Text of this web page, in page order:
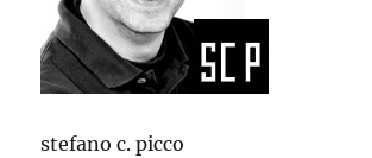
stefano c. picco